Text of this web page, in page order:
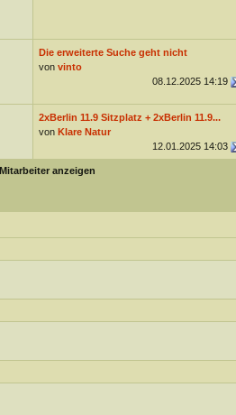
Die erweiterte Suche geht nicht
von vinto
08.12.2025 14:19
2xBerlin 11.9 Sitzplatz + 2xBerlin 11.9...
von Klare Natur
12.01.2025 14:03
anzeigen